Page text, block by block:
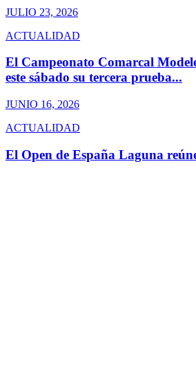
JULIO 23, 2026
ACTUALIDAD
El Campeonato Comarcal
este sábado su tercera prueba...
JUNIO 16, 2026
ACTUALIDAD
El Open de España Laguna